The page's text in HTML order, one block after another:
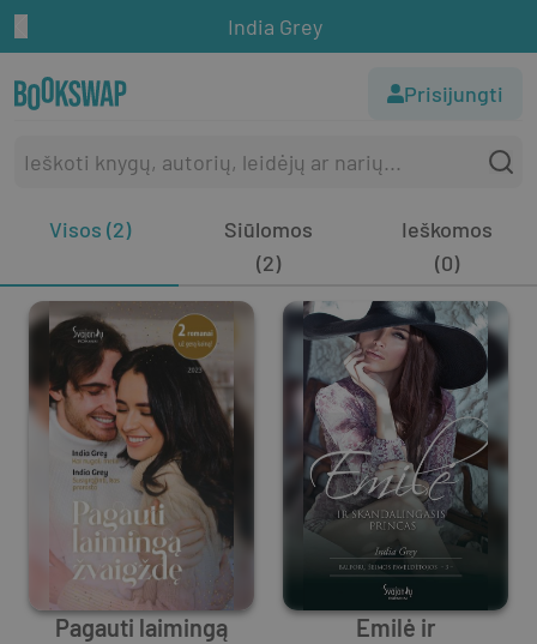
India Grey
Prisijungti
Visos (2)
Siūlomos
(2)
Ieškomos
(0)
Pagauti laimingą
Emilė ir